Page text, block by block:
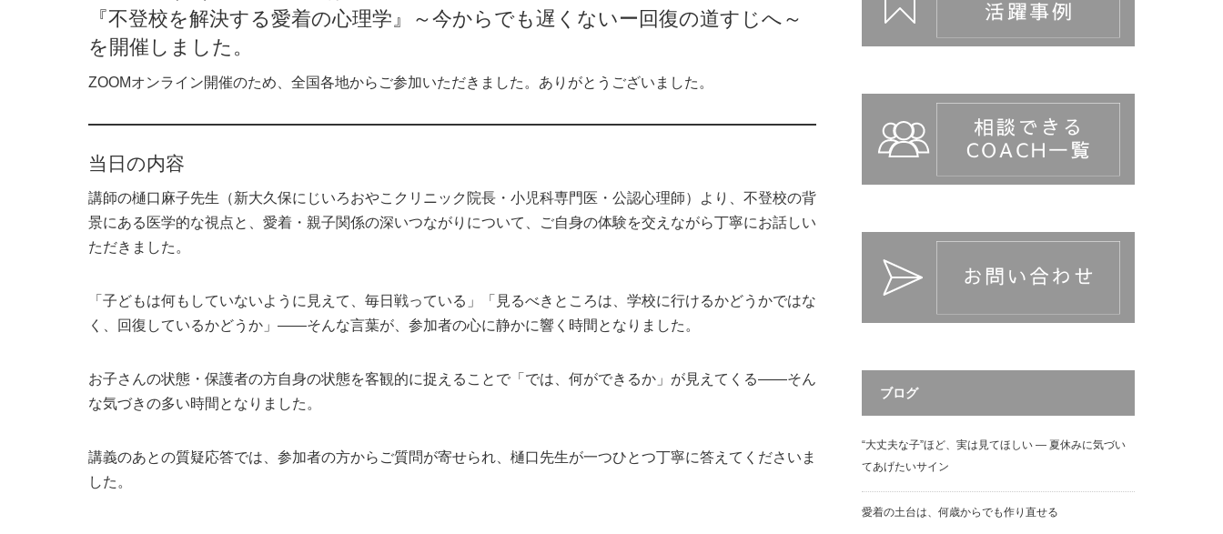
『不登校を解決する愛着の心理学』～今からでも遅くないー回復の道すじへ～
を開催しました。
ZOOMオンライン開催のため、全国各地からご参加いただきました。ありがとうございました。
当日の内容
講師の樋口麻子先生（新大久保にじいろおやこクリニック院長・小児科専門医・公認心理師）より、不登校の背
景にある医学的な視点と、愛着・親子関係の深いつながりについて、ご自身の体験を交えながら丁寧にお話しい
ただきました。
「子どもは何もしていないように見えて、毎日戦っている」「見るべきところは、学校に行けるかどうかではな
く、回復しているかどうか」——そんな言葉が、参加者の心に静かに響く時間となりました。
お子さんの状態・保護者の方自身の状態を客観的に捉えることで「では、何ができるか」が見えてくる——そん
な気づきの多い時間となりました。
講義のあとの質疑応答では、参加者の方からご質問が寄せられ、樋口先生が一つひとつ丁寧に答えてくださいま
した。
ブログ
“大丈夫な子”ほど、実は見てほしい ― 夏休みに気づい
てあげたいサイン
愛着の土台は、何歳からでも作り直せる